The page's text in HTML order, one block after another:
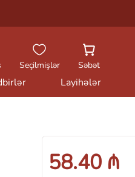
Seçilmişlər Səbət
Layihələr
58.40 ₼